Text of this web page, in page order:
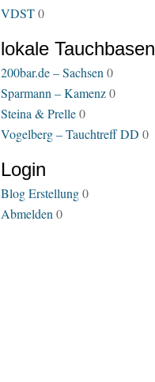
VDST0
lokale Tauchbasen
200bar.de – Sachsen 0
Sparmann – Kamenz0
Steina & Prelle0
Vogelberg – Tauchtreff DD 0
Login
Blog Erstellung0
Abmelden 0